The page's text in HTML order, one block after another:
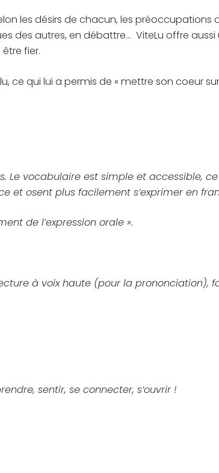
les désirs de chacun, les préoccupations
des autres, en débattre… ViteLu offre aussi
fier.
ce qui lui a permis de « mettre son coeur
Le vocabulaire est simple et accessible,
et osent plus facilement s’exprimer en
de l’expression orale ».
à voix haute (pour la prononciation),
sentir, se connecter, s’ouvrir !